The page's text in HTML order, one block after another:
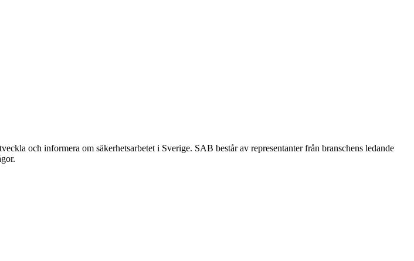
och informera om säkerhetsarbetet i Sverige. SAB består av representanter från branschens ledande